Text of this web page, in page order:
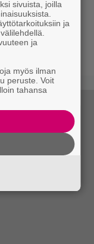
-
todellinen
sivuista, joilla
ja
ja
myös ilman
peruste. Voit
tahansa